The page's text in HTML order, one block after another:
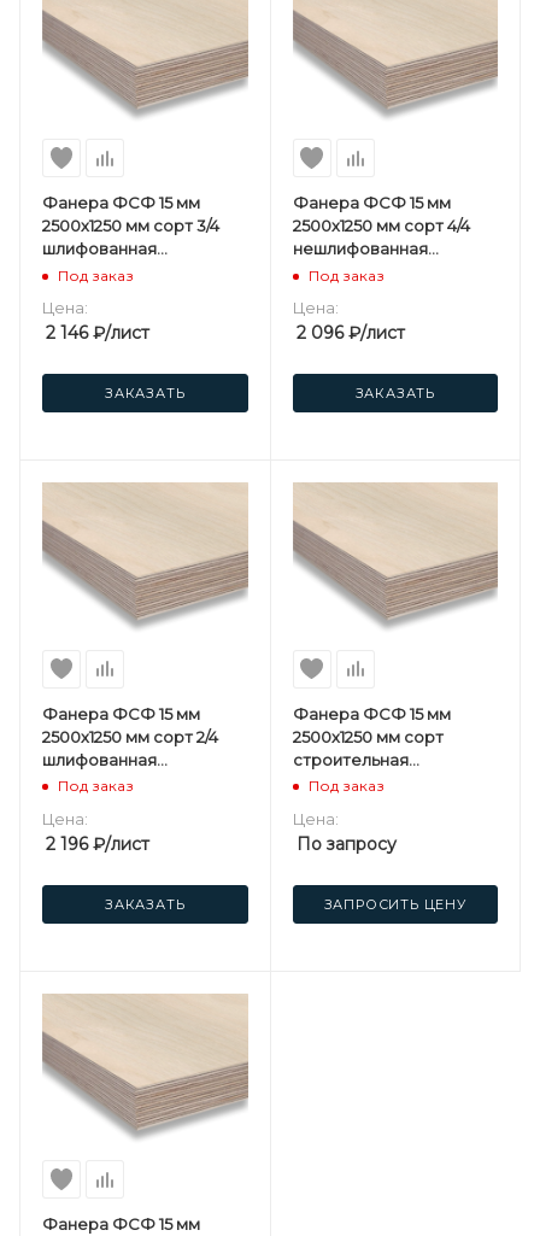
Фанера ФСФ 15 мм
2500х1250 мм сорт 3/4
шлифованная
березовая
Под заказ
Цена:
2 146₽/лист
ЗАКАЗАТЬ
Фанера ФСФ 15 мм
2500х1250 мм сорт 4/4
нешлифованная
березовая
Под заказ
Цена:
2 096₽/лист
ЗАКАЗАТЬ
Фанера ФСФ 15 мм
2500х1250 мм сорт 2/4
шлифованная
березовая
Под заказ
Цена:
2 196₽/лист
ЗАКАЗАТЬ
Фанера ФСФ 15 мм
2500х1250 мм сорт
строительная
нешлифованная
Под заказ
Цена:
По запросу
ЗАПРОСИТЬ ЦЕНУ
Фанера ФСФ 15 мм